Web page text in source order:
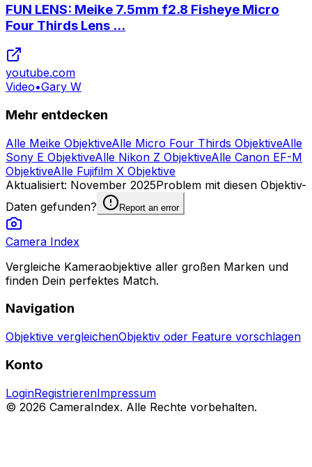
FUN LENS: Meike 7.5mm f2.8 Fisheye Micro
Four Thirds Lens ...
youtube.com
Video•Gary W
Mehr entdecken
Alle Meike ObjektiveAlle Micro Four Thirds ObjektiveAlle
Sony E ObjektiveAlle Nikon Z ObjektiveAlle Canon EF-M
ObjektiveAlle Fujifilm X Objektive
Aktualisiert: November 2025Problem mit diesen Objektiv-
Daten gefunden?
Report an error
Camera Index
Vergleiche Kameraobjektive aller großen Marken und
finden Dein perfektes Match.
Navigation
Objektive vergleichenObjektiv oder Feature vorschlagen
Konto
LoginRegistrierenImpressum
© 2026 CameraIndex. Alle Rechte vorbehalten.